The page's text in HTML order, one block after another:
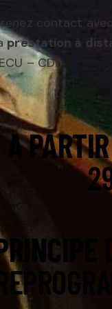
contact
prestation à
– CDI)
A